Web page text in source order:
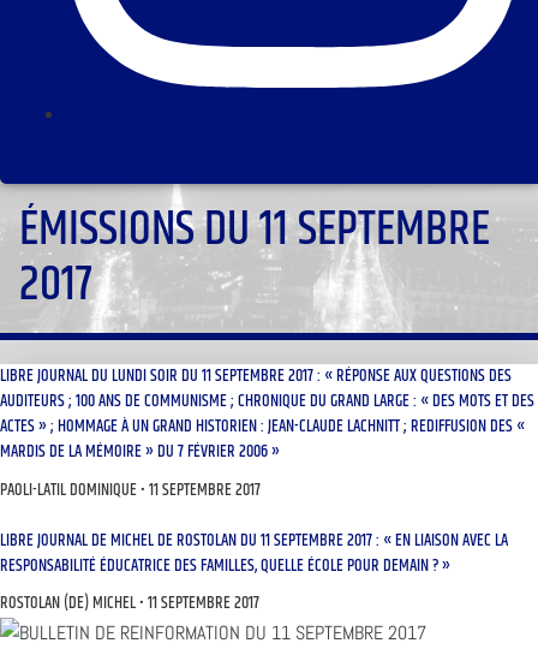
ÉMISSIONS DU 11 SEPTEMBRE
2017
LIBRE JOURNAL DU LUNDI SOIR DU 11 SEPTEMBRE 2017 : « RÉPONSE AUX QUESTIONS DES
AUDITEURS ; 100 ANS DE COMMUNISME ; CHRONIQUE DU GRAND LARGE : « DES MOTS ET DES
ACTES » ; HOMMAGE À UN GRAND HISTORIEN : JEAN-CLAUDE LACHNITT ; REDIFFUSION DES «
MARDIS DE LA MÉMOIRE » DU 7 FÉVRIER 2006 »
PAOLI-LATIL DOMINIQUE 11 SEPTEMBRE 2017
LIBRE JOURNAL DE MICHEL DE ROSTOLAN DU 11 SEPTEMBRE 2017 : « EN LIAISON AVEC LA
RESPONSABILITÉ ÉDUCATRICE DES FAMILLES, QUELLE ÉCOLE POUR DEMAIN ? »
ROSTOLAN (DE) MICHEL 11 SEPTEMBRE 2017